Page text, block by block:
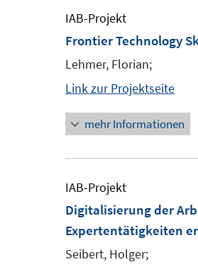
IAB-Projekt
Frontier Technology
Lehmer, Florian;
Link zur Projektseite
mehr Informationen
IAB-Projekt
Digitalisierung der
Expertentätigkeiten
Seibert, Holger;